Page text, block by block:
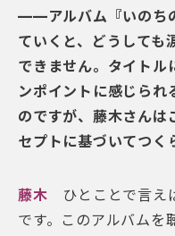
——アルバム『いのち
ていくと、どうしても
できません。タイトル
ンポイントに感じられ
のですが、藤木さんは
セプトに基づいてつく
藤木 ひとことで言え
です。このアルバムを